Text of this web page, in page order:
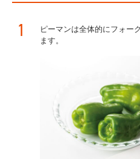
1
ピーマンは全体的にフォー
ます。